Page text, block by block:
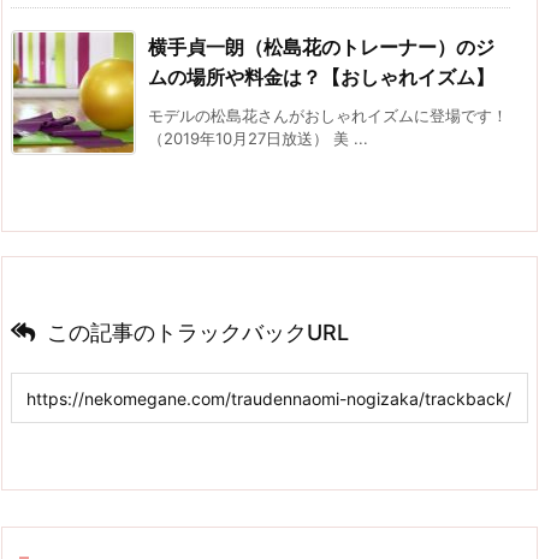
横手貞一朗（松島花のトレーナー）のジ
ムの場所や料金は？【おしゃれイズム】
モデルの松島花さんがおしゃれイズムに登場です！
（2019年10月27日放送） 美 ...
この記事のトラックバックURL